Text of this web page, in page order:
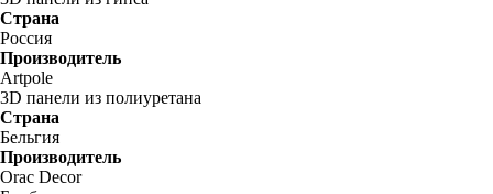
Страна
Россия
Производитель
Artpole
3D панели из полиуретана
Страна
Бельгия
Производитель
Orac Decor